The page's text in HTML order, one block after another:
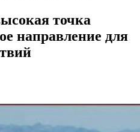
точка
направление для